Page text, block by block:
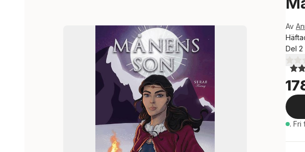
Av
Del 2
5,0
. Fri